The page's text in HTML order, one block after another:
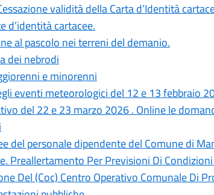
validità della Carta d’Identità
d’identità cartacee.
al pascolo nei terreni del demanio.
dei nebrodi
e minorenni
eventi meteorologici del 12 e 13 febbraio
del 22 e 23 marzo 2026 . Online le
del personale dipendente del Comune di
Preallertamento Per Previsioni Di
Del (Coc) Centro Operativo Comunale Di